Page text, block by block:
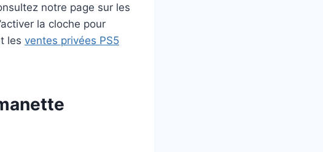
notre page sur les
la cloche pour
les ventes privées PS5